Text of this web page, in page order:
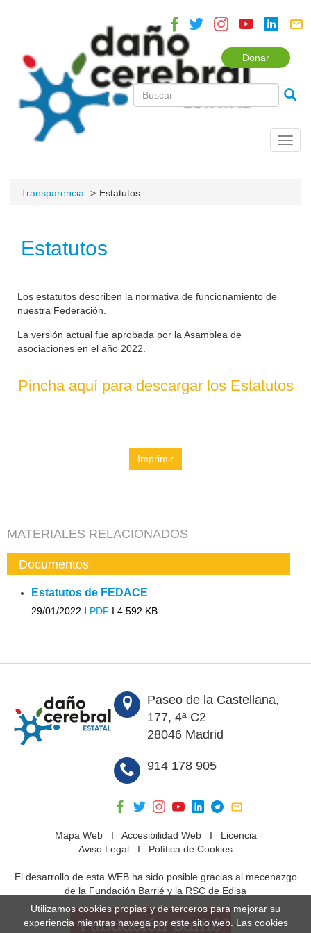
Donar
Transparencia Estatutos
Estatutos
Los estatutos describen la normativa de funcionamiento de
nuestra Federación.
La versión actual fue aprobada por la Asamblea de
asociaciones en el año 2022.
Pincha aquí para descargar los Estatutos
Imprimir
MATERIALES RELACIONADOS
Documentos
Estatutos de FEDACE
29/01/2022 I PDF I 4.592 KB
Paseo de la Castellana,
177, 4ª C2
28046 Madrid
914 178 905
Mapa WebI Accesibilidad WebI Licencia
Aviso Legal I Política de Cookies
El desarrollo de esta WEB ha sido posible gracias al mecenazgo
de la Fundación Barrié y la RSC de Edisa
Utilizamos cookies propias y de terceros para mejorar su
experiencia mientras navega por este sitio web. Las cookies